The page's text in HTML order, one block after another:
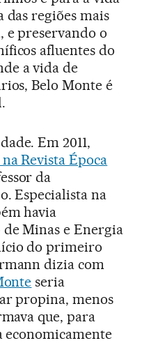
das regiões mais
e preservando o
afluentes do
a vida de
Belo Monte é
Em 2011,
Revista Época
da
Especialista na
havia
Minas e Energia
do primeiro
dizia com
seria
propina, menos
que, para
economicamente